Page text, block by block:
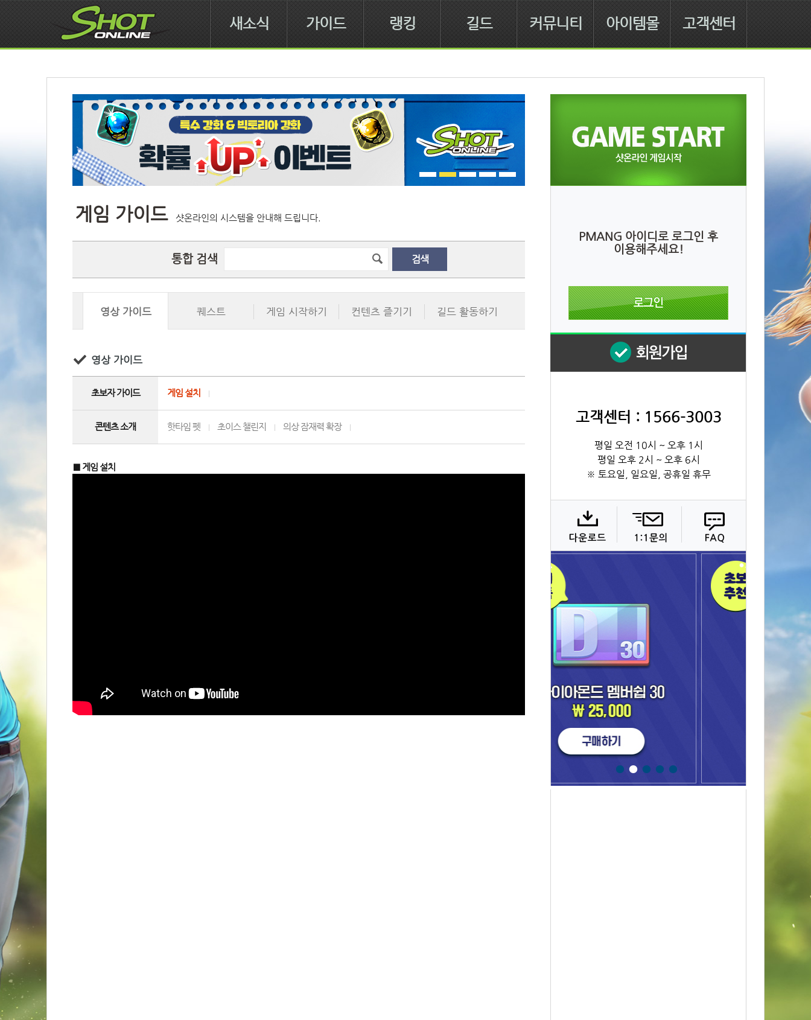
새소식 가이드 랭킹 길드 커뮤니티 아이템몰 고객센터
게임 가이드 샷온라인의 시스템을 안내해 드립니다.
통합 검색 검색
영상 가이드 퀘스트 게임 시작하기 컨텐츠 즐기기 길드 활동하기
영상 가이드
초보자 가이드 게임 설치
콘텐츠 소개 핫타임 펫 초이스 챌린지 의상 잠재력 확장
■ 게임 설치
PMANG 아이디로 로그인 후
이용해주세요!
고객센터 : 1566-3003
평일 오전 10시 ~ 오후 1시
평일 오후 2시 ~ 오후 6시
※ 토요일, 일요일, 공휴일 휴무